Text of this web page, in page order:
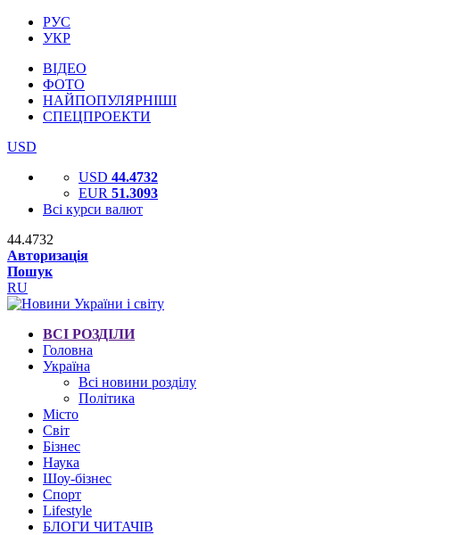
РУС
УКР
ВІДЕО
ФОТО
НАЙПОПУЛЯРНІШІ
СПЕЦПРОЕКТИ
USD
USD 44.4732
EUR 51.3093
Всі курси валют
44.4732
Авторизація
Пошук
RU
ВСІ РОЗДІЛИ
Головна
Україна
Всі новини розділу
Політика
Місто
Світ
Бізнес
Наука
Шоу-бізнес
Спорт
Lifestyle
БЛОГИ ЧИТАЧІВ